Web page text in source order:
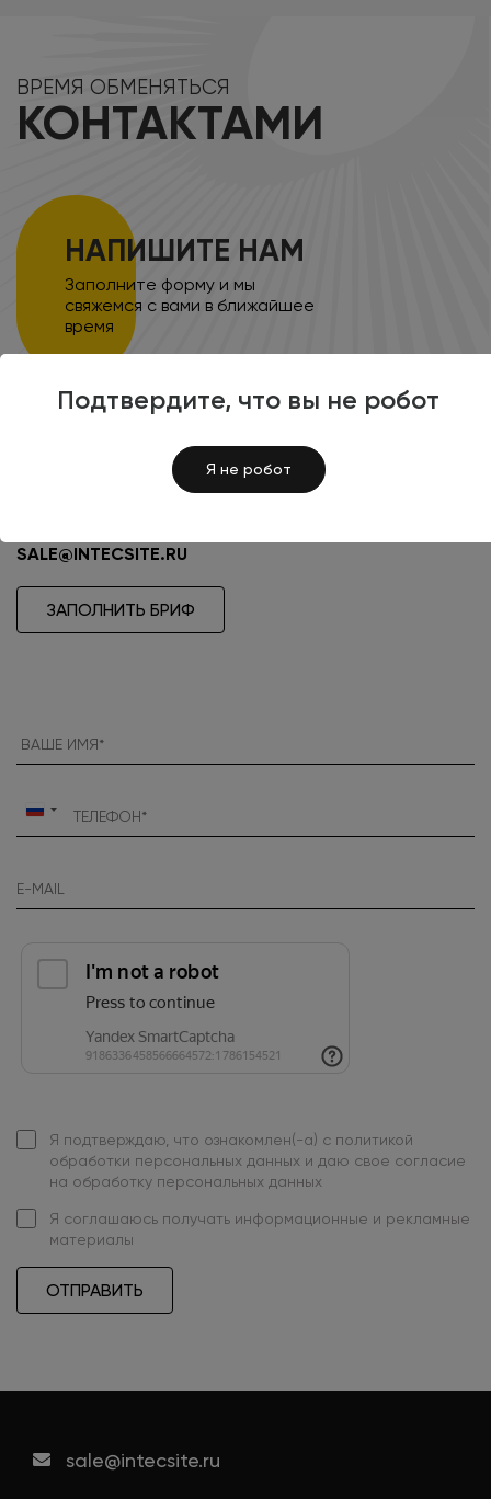
Подтвердите, что вы не робот
Я не робот
ВРЕМЯ ОБМЕНЯТЬСЯ
КОНТАКТАМИ
НАПИШИТЕ НАМ
Заполните форму и мы
свяжемся с вами в ближайшее
время
SALE@INTECSITE.RU
ЗАПОЛНИТЬ БРИФ
Россия
Я подтверждаю, что ознакомлен(-а) с политикой
обработки персональных данных и даю свое согласие
на обработку персональных данных
Я соглашаюсь получать информационные и рекламные
материалы
ОТПРАВИТЬ
sale@intecsite.ru